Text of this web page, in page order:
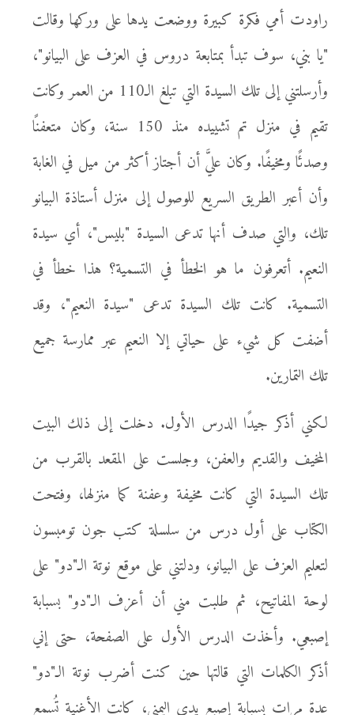
راودت أمي فكرة كبيرة ووضعت يدها على وركها وقالت
"يا بني، سوف تبدأ بمتابعة دروس في العزف على البيانو"،
وأرسلتني إلى تلك السيدة التي تبلغ الـ110 من العمر وكانت
تقيم في منزل تم تشييده منذ 150 سنة، وكان متعفنًا
وصدئًا ومخيفًا. وكان عليَّ أن أجتاز أكثر من ميل في الغابة
وأن أعبر الطريق السريع للوصول إلى منزل أستاذة البيانو
تلك، والتي صدف أنها تدعى السيدة "بليس"، أي سيدة
النعيم. أتعرفون ما هو الخطأ في التسمية؟ هذا خطأ في
التسمية. كانت تلك السيدة تدعى "سيدة النعيم"، وقد
أضفت كل شيء على حياتي إلا النعيم عبر ممارسة جميع
تلك التمارين.
لكني أذكر جيدًا الدرس الأول. دخلت إلى ذلك البيت
المخيف والقديم والعفن، وجلست على المقعد بالقرب من
تلك السيدة التي كانت مخيفة وعفنة كما منزلها، وفتحت
الكتاب على أول درس من سلسلة كتب جون تومبسون
لتعليم العزف على البيانو، ودلتني على موقع نوتة الـ"دو" على
لوحة المفاتيح، ثم طلبت مني أن أعزف الـ"دو" بسبابة
إصبعي. وأخذت الدرس الأول على الصفحة، حتى إني
أذكر الكلمات التي قالتها حين كنت أضرب نوتة الـ"دو"
عدة مرات بسبابة إصبع يدي اليمنى، كانت الأغنية تُسمع